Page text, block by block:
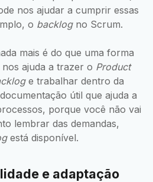
nos ajudar a cumprir essas
o backlogno Scrum.
mais é do que uma forma
ajuda a trazer o Product
e trabalhar dentro da
útil que ajuda a
porque você não vai
lembrar das demandas,
está disponível.
e adaptação